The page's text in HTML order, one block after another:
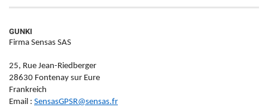
GUNKI
Firma Sensas SAS
25, Rue Jean-Riedberger
28630 Fontenay sur Eure
Frankreich
Email : SensasGPSR@sensas.fr